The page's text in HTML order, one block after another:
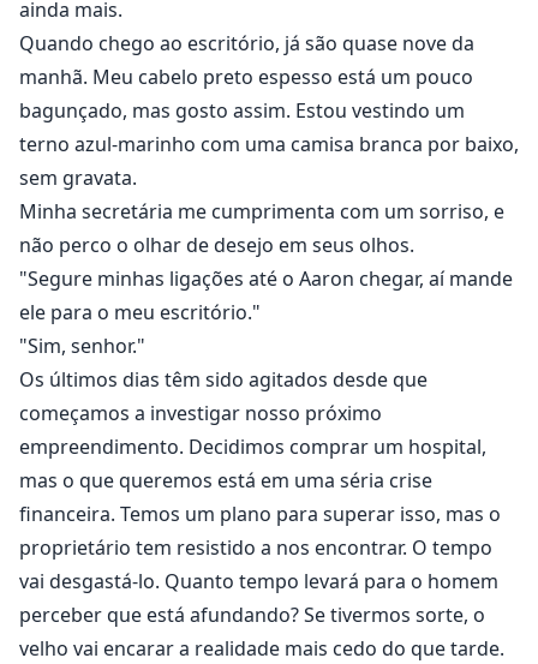
ainda mais.
Quando chego ao escritório, já são quase nove da
manhã. Meu cabelo preto espesso está um pouco
bagunçado, mas gosto assim. Estou vestindo um
terno azul-marinho com uma camisa branca por baixo,
sem gravata.
Minha secretária me cumprimenta com um sorriso, e
não perco o olhar de desejo em seus olhos.
"Segure minhas ligações até o Aaron chegar, aí mande
ele para o meu escritório."
"Sim, senhor."
Os últimos dias têm sido agitados desde que
começamos a investigar nosso próximo
empreendimento. Decidimos comprar um hospital,
mas o que queremos está em uma séria crise
financeira. Temos um plano para superar isso, mas o
proprietário tem resistido a nos encontrar. O tempo
vai desgastá-lo. Quanto tempo levará para o homem
perceber que está afundando? Se tivermos sorte, o
velho vai encarar a realidade mais cedo do que tarde.